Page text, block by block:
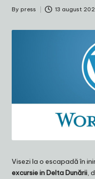
Posted
By press 13 august
Visezi la o escapadă în
excursie in Delta Dunării,